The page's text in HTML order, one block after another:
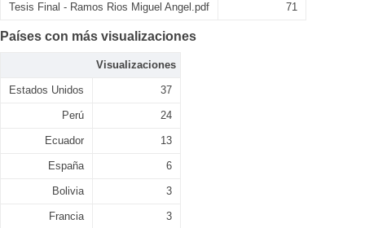
Tesis Final - Ramos Rios Miguel Angel.pdf 71
Países con más visualizaciones
Visualizaciones
Estados Unidos 37
Perú 24
Ecuador 13
España 6
Bolivia 3
Francia 3